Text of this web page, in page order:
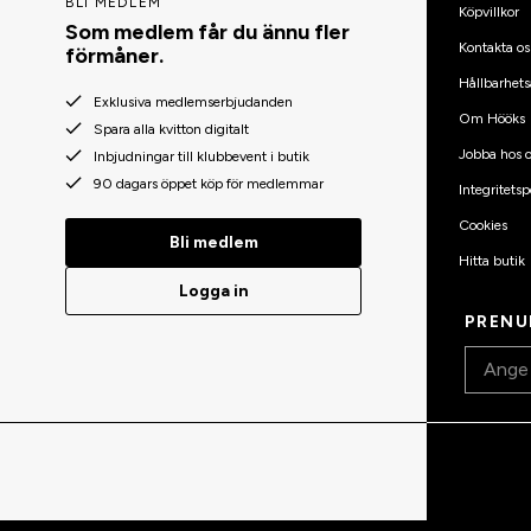
Som medlem får du ännu fler
förmåner.
Exklusiva medlemserbjudanden
Spara alla kvitton digitalt
Inbjudningar till klubbevent i butik
90 dagars öppet köp för medlemmar
Bli medlem
Logga in
Köpvillkor
Kontakta
Om Hööks
Jobba hos
Cookies
Hitta butik